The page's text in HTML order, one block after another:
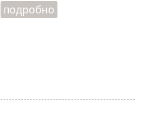
подробно